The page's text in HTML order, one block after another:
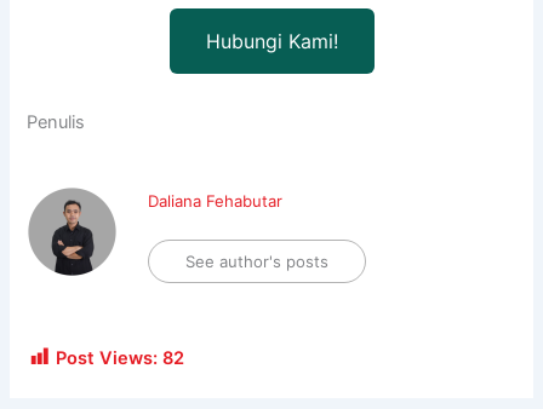
Hubungi Kami!
Penulis
Daliana Fehabutar
See author's posts
Post Views: 82